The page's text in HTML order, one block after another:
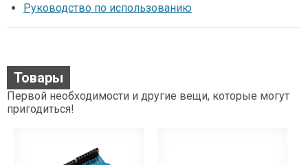
Руководство по использованию
Товары
Первой необходимости и другие вещи, которые могут
пригодиться!